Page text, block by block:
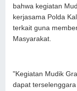
bahwa kegiatan
kerjasama Polda
terkait guna
Masyarakat.
"Kegiatan Mudik
dapat